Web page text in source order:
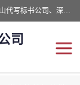
广州中赢信息科技有限公司主营：东莞代写标书公司、佛山代写标书公司、深圳代写标书公司等,食品类标书、工程类类标书,经验丰富的标书制作团队,24小时加急服务,多对一服务。
司